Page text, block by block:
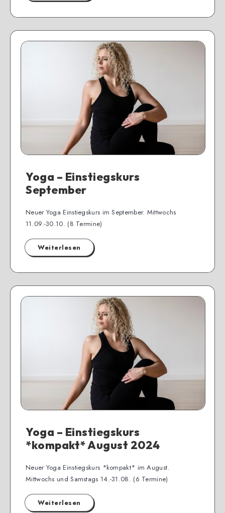
Yoga – Einstiegskurs
September
Neuer Yoga Einstiegskurs im September. Mittwochs
11.09.-30.10. (8 Termine)
Weiterlesen
Yoga – Einstiegskurs
*kompakt* August 2024
Neuer Yoga Einstiegskurs *kompakt* im August.
Mittwochs und Samstags 14.-31.08. (6 Termine)
Weiterlesen